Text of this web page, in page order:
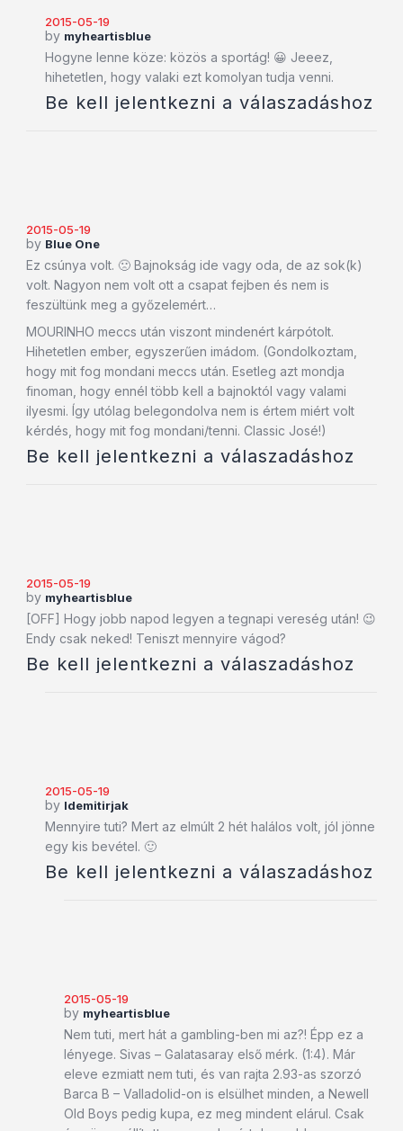
2015-05-19
by myheartisblue
Hogyne lenne köze: közös a sportág! 😀 Jeeez,
hihetetlen, hogy valaki ezt komolyan tudja venni.
Be kell jelentkezni a válaszadáshoz
2015-05-19
by Blue One
Ez csúnya volt. 🙁 Bajnokság ide vagy oda, de az sok(k)
volt. Nagyon nem volt ott a csapat fejben és nem is
feszültünk meg a győzelemért…
MOURINHO meccs után viszont mindenért kárpótolt.
Hihetetlen ember, egyszerűen imádom. (Gondolkoztam,
hogy mit fog mondani meccs után. Esetleg azt mondja
finoman, hogy ennél több kell a bajnoktól vagy valami
ilyesmi. Így utólag belegondolva nem is értem miért volt
kérdés, hogy mit fog mondani/tenni. Classic José!)
Be kell jelentkezni a válaszadáshoz
2015-05-19
by myheartisblue
[OFF] Hogy jobb napod legyen a tegnapi vereség után! 😉
Endy csak neked! Teniszt mennyire vágod?
Be kell jelentkezni a válaszadáshoz
2015-05-19
by Idemitirjak
Mennyire tuti? Mert az elmúlt 2 hét halálos volt, jól jönne
egy kis bevétel. 🙂
Be kell jelentkezni a válaszadáshoz
2015-05-19
by myheartisblue
Nem tuti, mert hát a gambling-ben mi az?! Épp ez a
lényege. Sivas – Galatasaray első mérk. (1:4). Már
eleve ezmiatt nem tuti, és van rajta 2.93-as szorzó
Barca B – Valladolid-on is elsülhet minden, a Newell
Old Boys pedig kupa, ez meg mindent elárul. Csak